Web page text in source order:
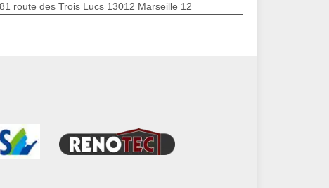
81 route des Trois Lucs 13012 Marseille 12